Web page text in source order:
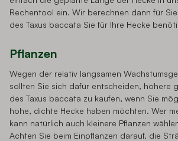
Rechentool ein. Wir berechnen dann für
des Taxus baccata Sie für Ihre Hecke
Pflanzen
Wegen der relativ langsamen
sollten Sie sich dafür entscheiden, höhere
des Taxus baccata zu kaufen, wenn Sie
hohe, dichte Hecke haben möchten. Wer
kann natürlich auch kleinere Pflanzen
Achten Sie beim Einpflanzen darauf, die